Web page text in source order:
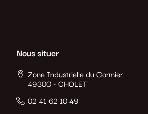
Nous situer
Zone Industrielle du Cormier
49300 - CHOLET
02 41 62 10 49